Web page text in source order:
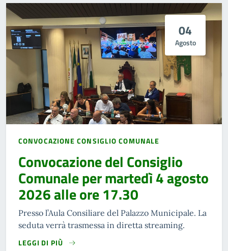
04
Agosto
CONVOCAZIONE CONSIGLIO COMUNALE
Convocazione del Consiglio
Comunale per martedì 4 agosto
2026 alle ore 17.30
Presso l’Aula Consiliare del Palazzo Municipale. La
seduta verrà trasmessa in diretta streaming.
LEGGI DI PIÙ